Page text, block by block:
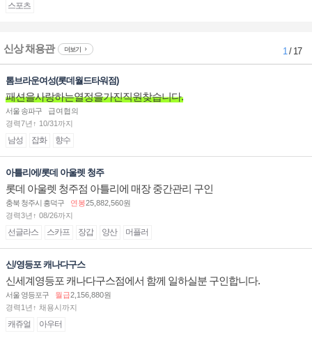
스포츠
신상 채용관 더보기 1/ 17
톰브라운여성(롯데월드타워점)
패션을사랑하는열정을가진직원찾습니다.
서울 송파구
급여협의
경력7년↑ 10/31까지
남성 잡화 향수
아틀리에/롯데 아울렛 청주
롯데 아울렛 청주점 아틀리에 매장 중간관리 구인
충북 청주시 흥덕구 연봉25,882,560원
경력3년↑ 08/26까지
선글라스 스카프 장갑 양산 머플러
신/영등포 캐나다구스
신세계영등포 캐나다구스점에서 함께 일하실분 구인합니다.
서울 영등포구 월급2,156,880원
경력1년↑ 채용시까지
캐쥬얼 아우터